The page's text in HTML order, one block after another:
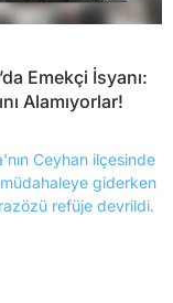
Emekçi İsyanı:
Alamıyorlar!